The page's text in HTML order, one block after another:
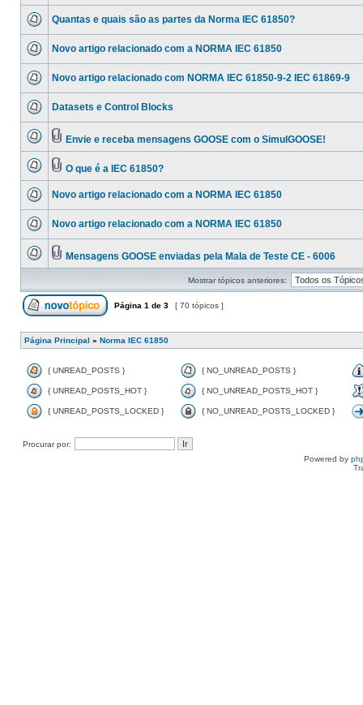
Quantas e quais são as partes da Norma IEC 61850?
Novo artigo relacionado com a NORMA IEC 61850
Novo artigo relacionado com NORMA IEC 61850-9-2 IEC 61869-9
Datasets e Control Blocks
Envie e receba mensagens GOOSE com o SimulGOOSE!
O que é a IEC 61850?
Novo artigo relacionado com a NORMA IEC 61850
Novo artigo relacionado com a NORMA IEC 61850
Mensagens GOOSE enviadas pela Mala de Teste CE - 6006
Mostrar tópicos anteriores:
Página 1 de 3 [ 70 tópicos ]
Página Principal » Norma IEC 61850
{ UNREAD_POSTS } { NO_UNREAD_POSTS }
{ UNREAD_POSTS_HOT } { NO_UNREAD_POSTS_HOT }
{ UNREAD_POSTS_LOCKED } { NO_UNREAD_POSTS_LOCKED }
Procurar por:
Powered by